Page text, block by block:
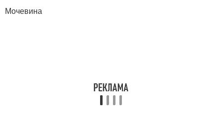
Мочевина